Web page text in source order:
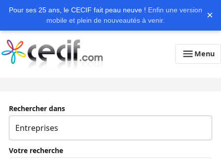
Pour ses 25 ans, le CECIF fait peau neuve ! Enfin une version
mobile et plein de nouveautés à venir.
×
Menu
Rechercher dans
Votre recherche